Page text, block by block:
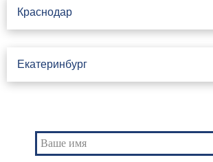
Краснодар
Екатеринбург